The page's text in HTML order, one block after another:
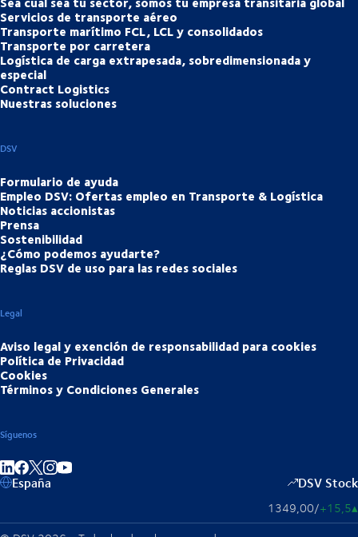
Servicios de transporte aéreo
Transporte marítimo FCL, LCL y consolidados
Transporte por carretera
Logística de carga extrapesada, sobredimensionada y
especial
Contract Logistics
Nuestras soluciones
DSV
Formulario de ayuda
Empleo DSV: Ofertas empleo en Transporte & Logística
Noticias accionistas
Prensa
Sostenibilidad
¿Cómo podemos ayudarte?
Reglas DSV de uso para las redes sociales
Legal
Aviso legal y exención de responsabilidad para cookies
Política de Privacidad
Cookies
Términos y Condiciones Generales
Síguenos
Compartir en linkedIn
Compartir en Facebook
Compartir en Instagram
España DSV Stock
1349,00/+15,5▴